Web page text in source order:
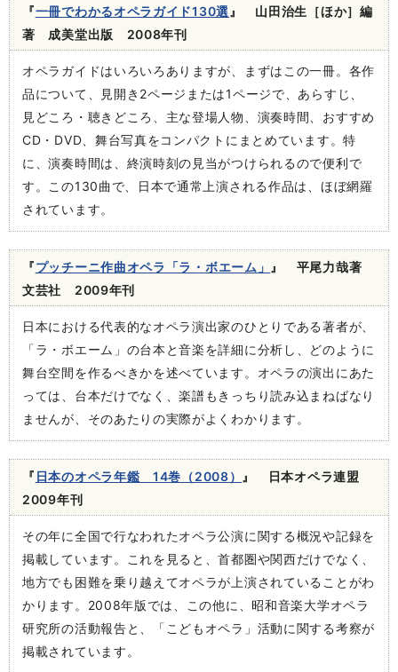
『一冊でわかるオペラガイド130選 』 山田治生［ほか］編
著 成美堂出版 2008年刊
オペラガイドはいろいろありますが、まずはこの一冊。各作
品について、見開き2ページまたは1ページで、あらすじ、
見どころ・聴きどころ、主な登場人物、演奏時間、おすすめ
CD・DVD、舞台写真をコンパクトにまとめています。特
に、演奏時間は、終演時刻の見当がつけられるので便利で
す。この130曲で、日本で通常上演される作品は、ほぼ網羅
されています。
『プッチーニ作曲オペラ「ラ・ボエーム」 』 平尾力哉著
文芸社 2009年刊
日本における代表的なオペラ演出家のひとりである著者が、
「ラ・ボエーム」の台本と音楽を詳細に分析し、どのように
舞台空間を作るべきかを述べています。オペラの演出にあた
っては、台本だけでなく、楽譜もきっちり読み込まねばなり
ませんが、そのあたりの実際がよくわかります。
『 日本のオペラ年鑑 14巻（2008）
』 日本オペラ連盟
2009年刊
その年に全国で行なわれたオペラ公演に関する概況や記録を
掲載しています。これを見ると、首都圏や関西だけでなく、
地方でも困難を乗り越えてオペラが上演されていることがわ
かります。2008年版では、この他に、昭和音楽大学オペラ
研究所の活動報告と、「こどもオペラ」活動に関する考察が
掲載されています。